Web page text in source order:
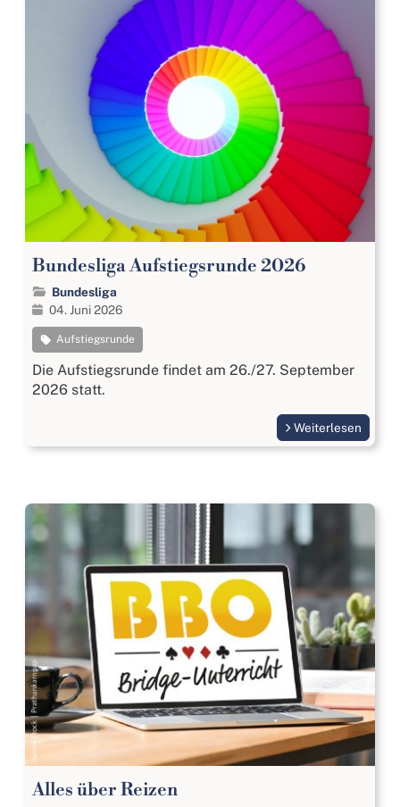
Bundesliga Aufstiegsrunde 2026
Bundesliga
04. Juni 2026
Aufstiegsrunde
Die Aufstiegsrunde findet am 26./27. September
2026 statt.
Weiterlesen
Alles über Reizen